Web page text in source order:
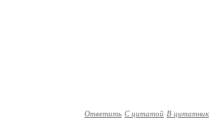
Ответить С цитатой В цитатник